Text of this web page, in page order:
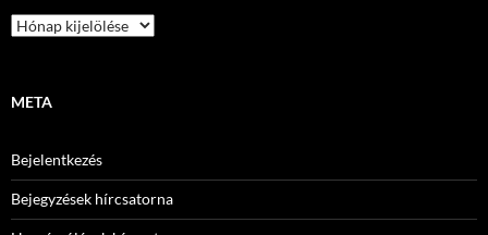
Archívum
META
Bejelentkezés
Bejegyzések hírcsatorna